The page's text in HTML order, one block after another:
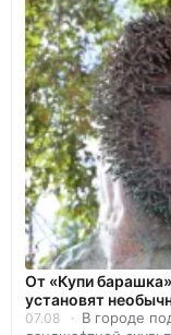
От «Купи
установят
07.08
В городе